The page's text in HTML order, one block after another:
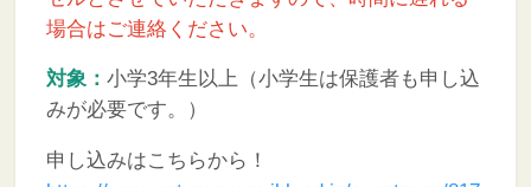
場合はご連絡ください。
対象： 小学3年生以上（小学生は保護者も申し込
みが必要です。）
申し込みはこちらから！